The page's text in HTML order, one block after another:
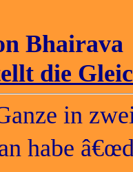
Bhairava
die
in
habe